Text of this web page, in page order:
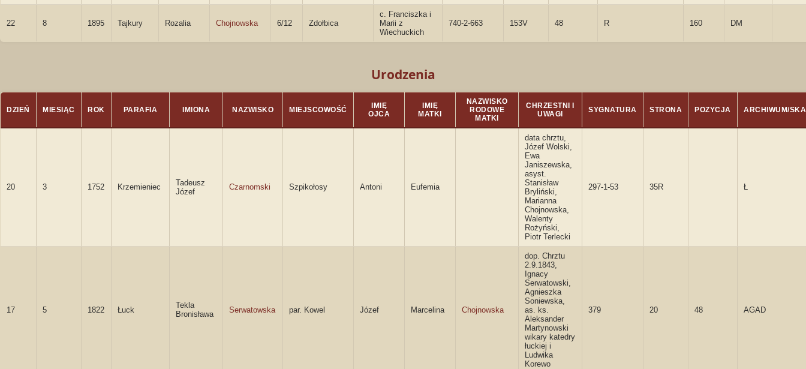
22 8 1895 Tajkury Rozalia Chojnowska 6/12 Zdołbica
c. Franciszka i
Marii z
Wiechuckich
740-2-663 153V 48 R 160 DM
Urodzenia
DZIEŃ MIESIĄC ROK PARAFIA IMIONA NAZWISKO MIEJSCOWOŚĆ
IMIĘ
OJCA
IMIĘ
MATKI
NAZWISKO
RODOWE
MATKI
CHRZESTNI I
UWAGI
SYGNATURA STRONA POZYCJA ARCHIWUM/
20 3 1752 Krzemieniec
Tadeusz
Józef
Czarnomski Szpikołosy Antoni Eufemia
data chrztu,
Józef Wolski,
Ewa
Janiszewska,
asyst.
Stanisław
Bryliński,
Marianna
Chojnowska,
Walenty
Rożyński,
Piotr Terlecki
297-1-53 35R Ł
17 5 1822 Łuck
Tekla
Bronisława
Serwatowska par. Kowel Józef Marcelina Chojnowska
dop. Chrztu
2.9.1843,
Ignacy
Serwatowski,
Agnieszka
Soniewska,
as. ks.
Aleksander
Martynowski
wikary katedry
łuckiej i
Ludwika
Korewo
379 20 48 AGAD